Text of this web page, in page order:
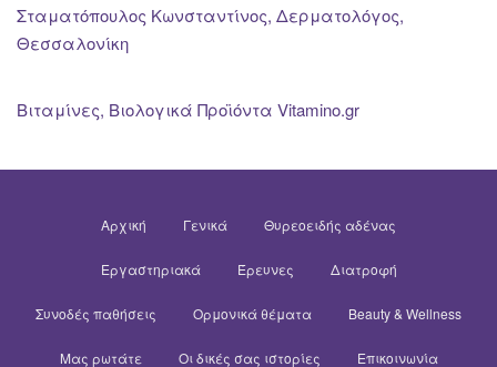
Σταματόπουλος Κωνσταντίνος, Δερματολόγος,
Θεσσαλονίκη
Βιταμίνες, Βιολογικά Προϊόντα Vitamino.gr
Αρχική Γενικά Θυρεοειδής αδένας
Εργαστηριακά Έρευνες Διατροφή
Συνοδές παθήσεις Ορμονικά θέματα Beauty & Wellness
Μας ρωτάτε Οι δικές σας ιστορίες Επικοινωνία